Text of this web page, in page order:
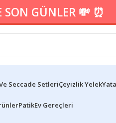
GÜNLER 💸 ⏰
Seccade SetleriÇeyizlik Yelek
PatikEv Gereçleri